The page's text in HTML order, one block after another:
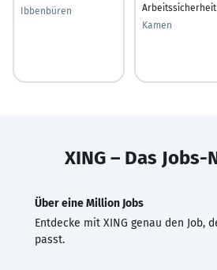
Ibbenbüren
Arbeitssicherheit
Kamen
XING – Das
Über eine Million Jobs
Entdecke mit XING genau den Job,
passt.